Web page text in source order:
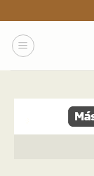
to
content